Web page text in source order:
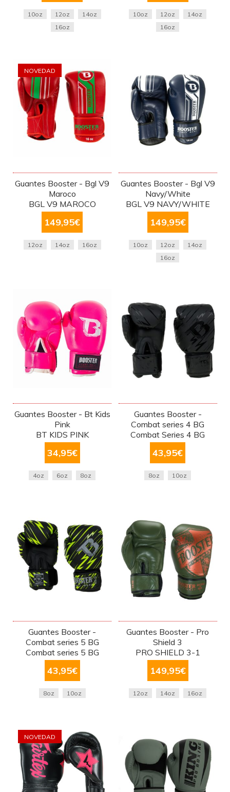
10oz 12oz
14oz
16oz
10oz 12oz
14oz
16oz
NOVEDAD
Guantes Booster - Bgl V9
Maroco
BGL V9 MAROCO
149,95€
12oz 14oz 16oz
Guantes Booster - Bgl V9
Navy/White
BGL V9 NAVY/WHITE
149,95€
10oz 12oz
14oz
16oz
Guantes Booster - Bt Kids
Pink
BT KIDS PINK
34,95€
4oz 6oz 8oz
Guantes Booster -
Combat series 4 BG
Combat Series 4 BG
43,95€
8oz 10oz
Guantes Booster -
Combat series 5 BG
Combat series 5 BG
43,95€
8oz 10oz
Guantes Booster - Pro
Shield 3
PRO SHIELD 3-1
149,95€
12oz 14oz 16oz
NOVEDAD